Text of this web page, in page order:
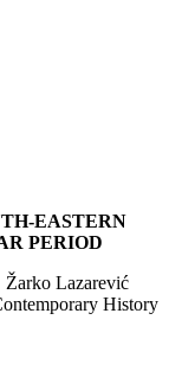
EASTERN
PERIOD
History